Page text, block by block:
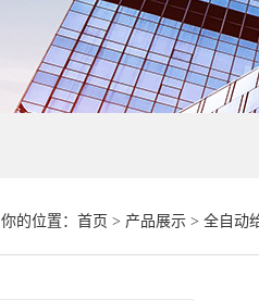
你的位置： 首页 > 产品展示> 全自动